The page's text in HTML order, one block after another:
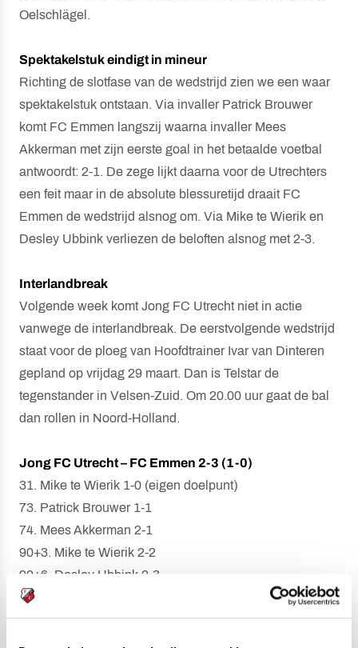
Oelschlägel.
Spektakelstuk eindigt in mineur
Richting de slotfase van de wedstrijd zien we een waar
spektakelstuk ontstaan. Via invaller Patrick Brouwer
komt FC Emmen langszij waarna invaller Mees
Akkerman met zijn eerste goal in het betaalde voetbal
antwoordt: 2-1. De zege lijkt daarna voor de Utrechters
een feit maar in de absolute blessuretijd draait FC
Emmen de wedstrijd alsnog om. Via Mike te Wierik en
Desley Ubbink verliezen de beloften alsnog met 2-3.
Interlandbreak
Volgende week komt Jong FC Utrecht niet in actie
vanwege de interlandbreak. De eerstvolgende wedstrijd
staat voor de ploeg van Hoofdtrainer Ivar van Dinteren
gepland op vrijdag 29 maart. Dan is Telstar de
tegenstander in Velsen-Zuid. Om 20.00 uur gaat de bal
dan rollen in Noord-Holland.
Jong FC Utrecht – FC Emmen 2-3 (1-0)
31. Mike te Wierik 1-0 (eigen doelpunt)
73. Patrick Brouwer 1-1
74. Mees Akkerman 2-1
90+3. Mike te Wierik 2-2
90+6. Desley Ubbink 2-3
Scheidsrechter:Nick Smit.